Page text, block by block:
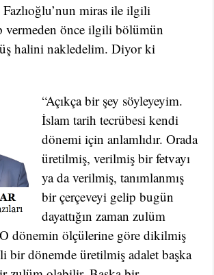
miras ile ilgili
vermeden önce ilgili bölümün
halini nakledelim. Diyor ki
“Açıkça bir şey söyleyeyim.
İslam tarih tecrübesi kendi
dönemi için anlamlıdır. Orada
üretilmiş, verilmiş bir fetvayı
ya da verilmiş, tanımlanmış
bir çerçeveyi gelip bugün
dayattığın zaman zulüm
O dönemin ölçülerine göre dikilmiş
bir dönemde üretilmiş adalet başka